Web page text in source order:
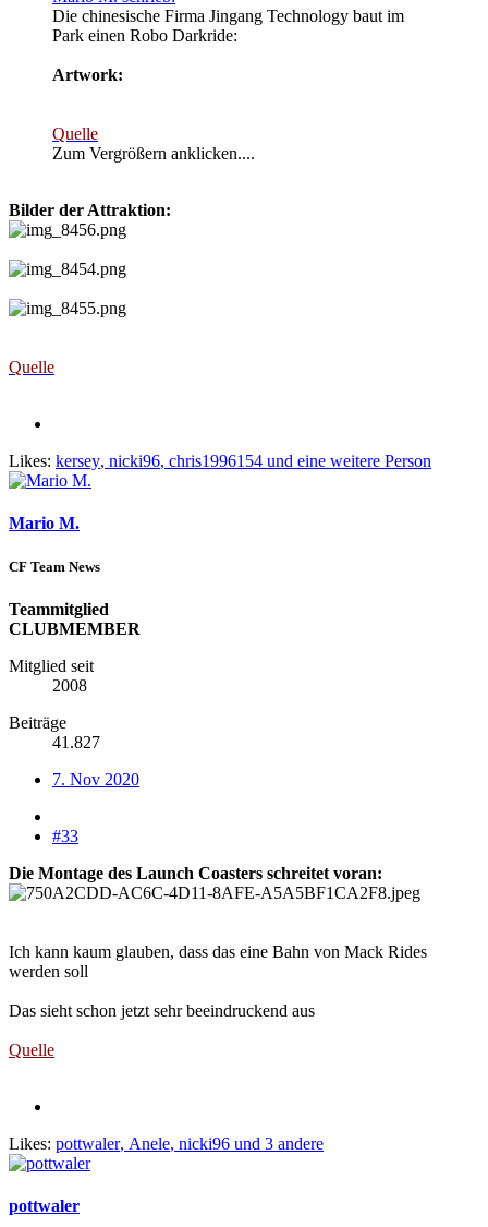
Die chinesische Firma Jingang Technology baut im
Park einen Robo Darkride:
Artwork:
Quelle
Zum Vergrößern anklicken....
Bilder der Attraktion:
Quelle
Likes: kersey, nicki96, chris1996154 und eine weitere Person
Mario M.
CF Team News
Teammitglied
CLUBMEMBER
Mitglied seit
2008
Beiträge
41.827
7. Nov 2020
#33
Die Montage des Launch Coasters schreitet voran:
Ich kann kaum glauben, dass das eine Bahn von Mack Rides
werden soll
Das sieht schon jetzt sehr beeindruckend aus
Quelle
Likes: pottwaler, Anele, nicki96 und 3 andere
pottwaler